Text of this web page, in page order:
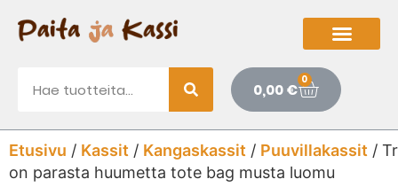
0,00€
0
Etusivu / Kassit / Kangaskassit / Puuvillakassit /
on parasta huumetta tote bag musta luomu